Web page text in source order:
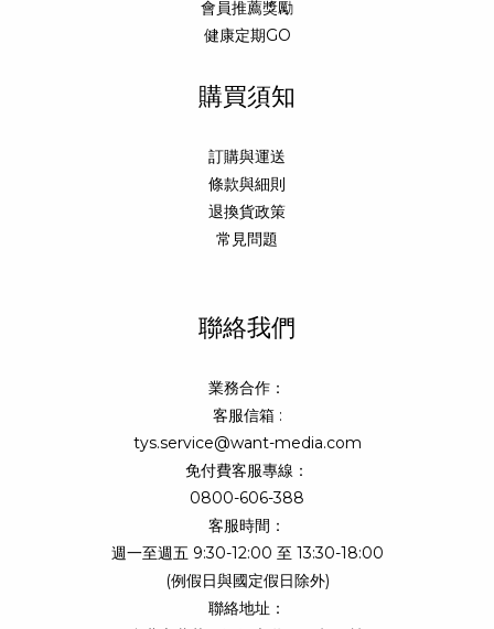
會員推薦獎勵
健康定期GO
購買須知
訂購與運送
條款與細則
退換貨政策
常見問題
聯絡我們
業務合作：
客服信箱 :
tys.service@want-media.com
免付費客服專線：
0800-606-388
客服時間：
週一至週五 9:30-12:00 至 13:30-18:00
(例假日與國定假日除外)
聯絡地址：